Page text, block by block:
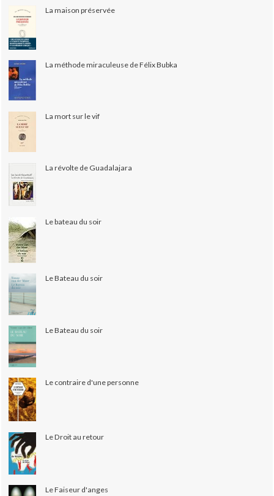
La maison préservée
La méthode miraculeuse de Félix Bubka
La mort sur le vif
La révolte de Guadalajara
Le bateau du soir
Le Bateau du soir
Le Bateau du soir
Le contraire d'une personne
Le Droit au retour
Le Faiseur d'anges